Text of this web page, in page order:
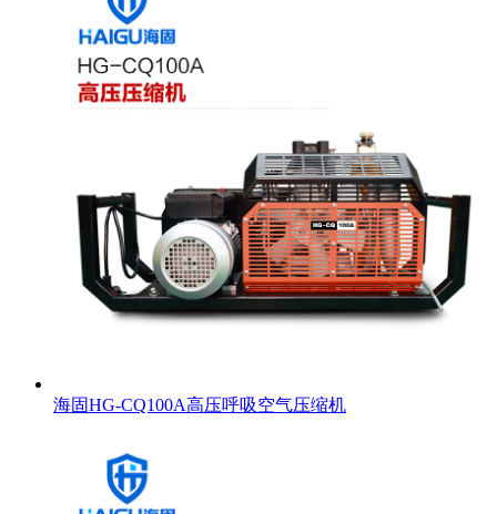
海固HG-CQ100A高压呼吸空气压缩机